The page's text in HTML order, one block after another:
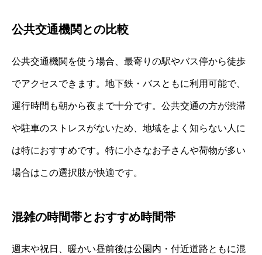
公共交通機関との比較
公共交通機関を使う場合、最寄りの駅やバス停から徒歩
でアクセスできます。地下鉄・バスともに利用可能で、
運行時間も朝から夜まで十分です。公共交通の方が渋滞
や駐車のストレスがないため、地域をよく知らない人に
は特におすすめです。特に小さなお子さんや荷物が多い
場合はこの選択肢が快適です。
混雑の時間帯とおすすめ時間帯
週末や祝日、暖かい昼前後は公園内・付近道路ともに混